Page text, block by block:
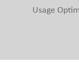
Usage